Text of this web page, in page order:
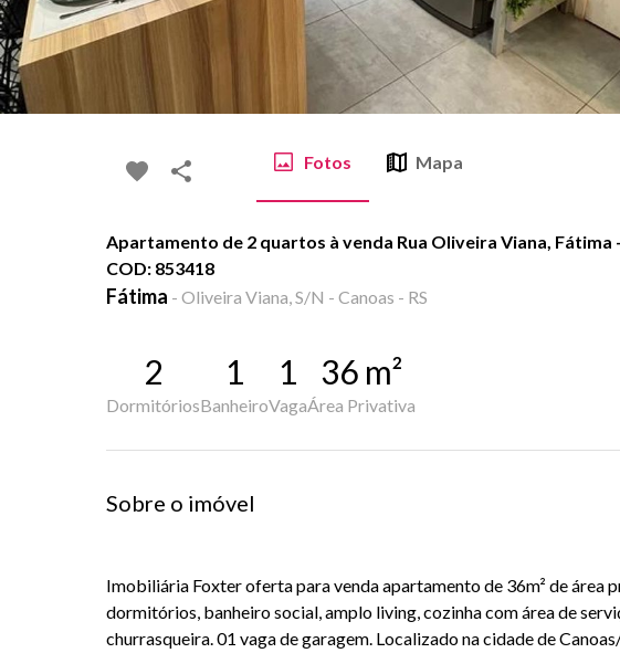
Fotos Mapa
Apartamento de 2 quartos à venda Rua Oliveira Viana, Fátima
COD: 853418
Fátima - Oliveira Viana, S/N - Canoas - RS
2
Dormitórios
1
Banheiro
1
Vaga
36 m²
Área Privativa
Sobre o imóvel
Imobiliária Foxter oferta para venda apartamento de 36m² de área
dormitórios, banheiro social, amplo living, cozinha com área de
churrasqueira. 01 vaga de garagem. Localizado na cidade de